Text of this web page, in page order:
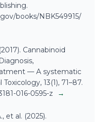
books/NBK549915/
Cannabinoid
— A systematic
13(1), 71–87.
016-0595-z
→
et al. (2025).